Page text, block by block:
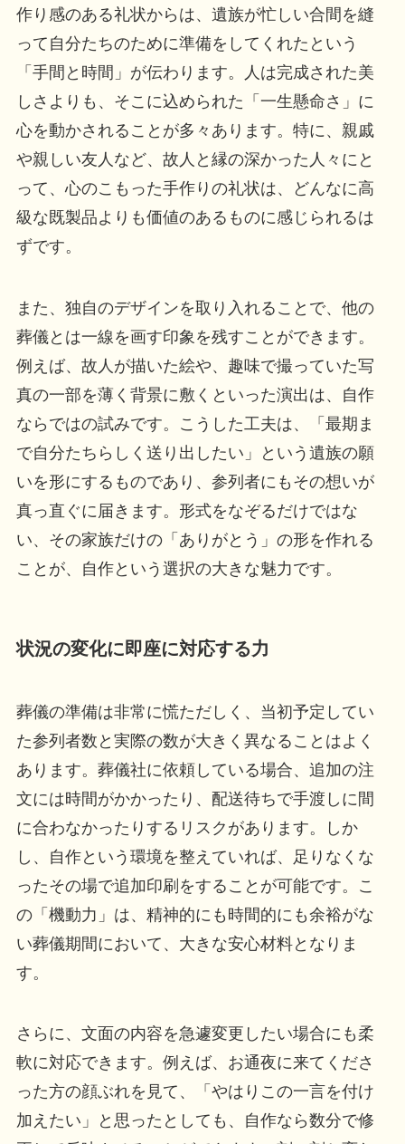
作り感のある礼状からは、遺族が忙しい合間を縫
って自分たちのために準備をしてくれたという
「手間と時間」が伝わります。人は完成された美
しさよりも、そこに込められた「一生懸命さ」に
心を動かされることが多々あります。特に、親戚
や親しい友人など、故人と縁の深かった人々にと
って、心のこもった手作りの礼状は、どんなに高
級な既製品よりも価値のあるものに感じられるは
ずです。
また、独自のデザインを取り入れることで、他の
葬儀とは一線を画す印象を残すことができます。
例えば、故人が描いた絵や、趣味で撮っていた写
真の一部を薄く背景に敷くといった演出は、自作
ならではの試みです。こうした工夫は、「最期ま
で自分たちらしく送り出したい」という遺族の願
いを形にするものであり、参列者にもその想いが
真っ直ぐに届きます。形式をなぞるだけではな
い、その家族だけの「ありがとう」の形を作れる
ことが、自作という選択の大きな魅力です。
状況の変化に即座に対応する力
葬儀の準備は非常に慌ただしく、当初予定してい
た参列者数と実際の数が大きく異なることはよく
あります。葬儀社に依頼している場合、追加の注
文には時間がかかったり、配送待ちで手渡しに間
に合わなかったりするリスクがあります。しか
し、自作という環境を整えていれば、足りなくな
ったその場で追加印刷をすることが可能です。こ
の「機動力」は、精神的にも時間的にも余裕がな
い葬儀期間において、大きな安心材料となりま
す。
さらに、文面の内容を急遽変更したい場合にも柔
軟に対応できます。例えば、お通夜に来てくださ
った方の顔ぶれを見て、「やはりこの一言を付け
加えたい」と思ったとしても、自作なら数分で修